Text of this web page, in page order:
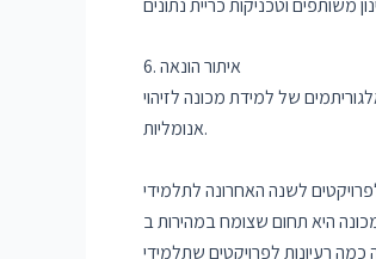
6. איתור הונאה
של למידת מכונה לזיהוי
אנומליות.